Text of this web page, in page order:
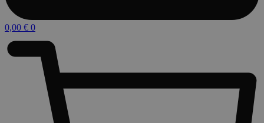
0,00 € 0